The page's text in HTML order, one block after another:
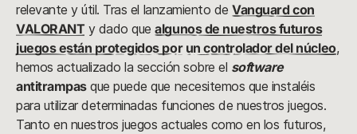
relevante y útil. Tras el lanzamiento deVanguard con
VALORANT y dado quealgunos de nuestros futuros
juegos están protegidos por un controlador del núcleo,
hemos actualizado la sección sobre el software
antitrampasque puede que necesitemos que instaléis
para utilizar determinadas funciones de nuestros juegos.
Tanto en nuestros juegos actuales como en los futuros,